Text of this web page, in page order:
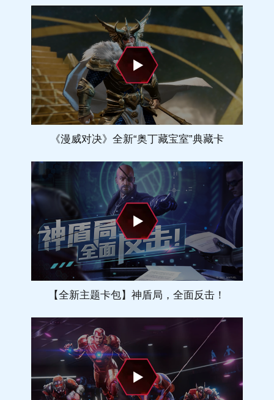
《漫威对决》全新“奥丁藏宝室”典藏卡
【全新主题卡包】神盾局，全面反击！